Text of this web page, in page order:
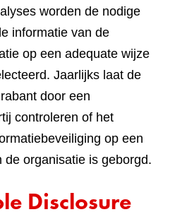
worden de nodige
informatie van de
op een adequate wijze
Jaarlijks laat de
door een
controleren of het
op een
de organisatie is geborgd.
Disclosure